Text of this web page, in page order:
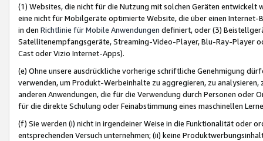
(1) Websites, die nicht für die Nutzung mit solchen Geräten
eine nicht für Mobilgeräte optimierte Website, die über einen
in den Richtlinie für Mobile Anwendungen definiert, oder (3)
Satellitenempfangsgeräte, Streaming-Video-Player, Blu-Ray-Player
Cast oder Vizio Internet-Apps).
(e) Ohne unsere ausdrückliche vorherige schriftliche Genehmigung
verwenden, um Produkt-Werbeinhalte zu aggregieren, zu
anderen Anwendungen, die für die Verwendung durch Personen
für die direkte Schulung oder Feinabstimmung eines maschinellen
(f) Sie werden (i) nicht in irgendeiner Weise in die Funktionalität oder
entsprechenden Versuch unternehmen; (ii) keine